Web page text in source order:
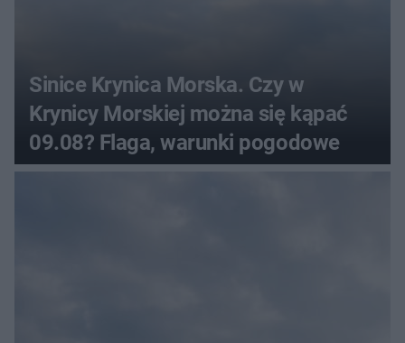
Sinice Krynica Morska. Czy w
Krynicy Morskiej można się kąpać
09.08? Flaga, warunki pogodowe